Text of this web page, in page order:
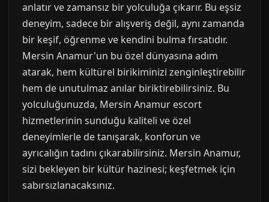
anlatır ve zamansız bir yolculuğa çıkarır. Bu eşsiz
deneyim, sadece bir alışveriş değil, aynı zamanda
bir keşif, öğrenme ve kendini bulma fırsatıdır.
Mersin Anamur'un bu özel dünyasına adım
atarak, hem kültürel birikiminizi zenginleştirebilir
hem de unutulmaz anılar biriktirebilirsiniz. Bu
yolculuğunuzda, Mersin Anamur escort
hizmetlerinin sunduğu kaliteli ve özel
deneyimlerle de tanışarak, konforun ve
ayrıcalığın tadını çıkarabilirsiniz. Mersin Anamur,
sizi bekleyen bir kültür hazinesi; keşfetmek için
sabırsızlanacaksınız.